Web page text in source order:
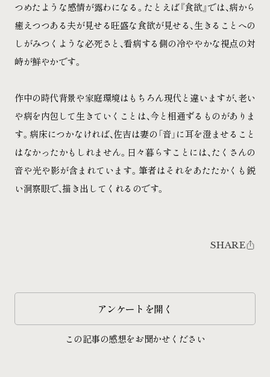
つめたような感情が露わになる。たとえば『食欲』では、病から
癒えつつある夫が見せる旺盛な食欲が見せる、生きることへの
しがみつくような必死さと、看病する側の冷ややかな視点の対
峙が鮮やかです。
作中の時代背景や家庭環境はもちろん現代と違いますが、老い
や病を内包して生きていくことは、今と相通ずるものがありま
す。病床につかなければ、佐吉は妻の「音」に耳を澄ませること
はなかったかもしれません。日々暮らすことには、たくさんの
音や光や影が含まれています。筆者はそれをあたたかくも鋭
い洞察眼で、描き出してくれるのです。
SHARE
アンケートを開く
この記事の感想をお聞かせください